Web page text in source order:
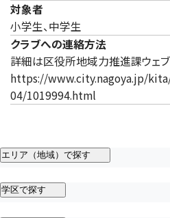
対象者
小学生、中学生
クラブへの連絡方法
詳細は区役所地域力推進課ウェ
https://www.city.nagoya.jp/
04/1019994.html
エリア（地域）で探す
学区で探す